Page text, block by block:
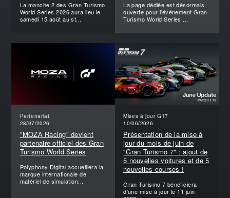
La manche 2 des Gran Turismo
World Series 2026 aura lieu le
samedi 15 août au st...
La page dédiée est désormais
ouverte pour l'événement Gran
Turismo World Series ...
Partenariat
28/07/2026
"MOZA Racing" devient
partenaire officiel des Gran
Turismo World Series
Polyphony Digital accueillera la
marque internationale de
matériel de simulation...
Mises à jour GT7
10/06/2026
Présentation de la mise à
jour du mois de juin de
"Gran Turismo 7" : ajout de
5 nouvelles voitures et de 5
nouvelles courses !
Gran Turismo 7 bénéficiera
d'une mise à jour le 11 juin